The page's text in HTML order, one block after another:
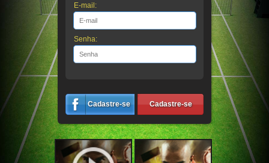
E-mail:
Senha:
Cadastre-se Cadastre-se